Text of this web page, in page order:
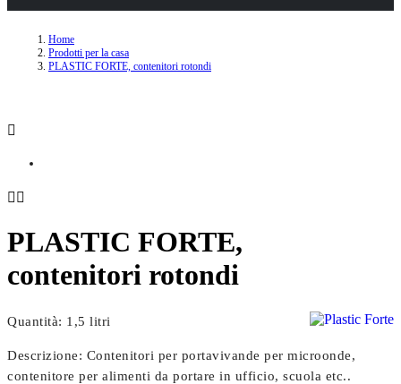
Home
Prodotti per la casa
PLASTIC FORTE, contenitori rotondi

 
PLASTIC FORTE,
contenitori rotondi
Quantità: 1,5 litri
Descrizione: Contenitori per portavivande per microonde,
contenitore per alimenti da portare in ufficio, scuola etc..